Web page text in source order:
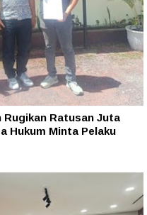
Rugikan Ratusan Juta
Hukum Minta Pelaku